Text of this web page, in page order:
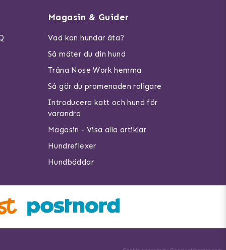
Magasin & Guider
Vad kan hundar äta?
Så mäter du din hund
Träna Nose Work hemma
Så gör du promenaden roligare
Introducera katt och hund för
varandra
Magasin - Visa alla artiklar
Hundreflexer
Hundbäddar